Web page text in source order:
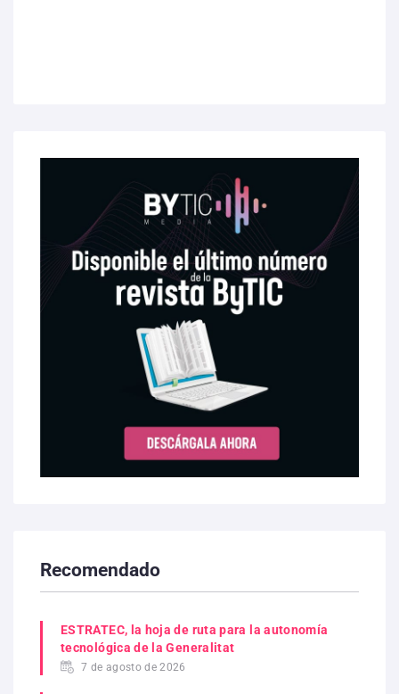
Recomendado
ESTRATEC, la hoja de ruta para la autonomía
tecnológica de la Generalitat
7 de agosto de 2026